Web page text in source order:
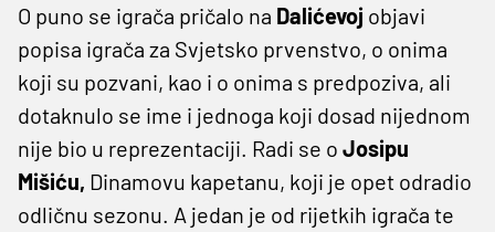
O puno se igrača pričalo na Dalićevoj objavi
popisa igrača za Svjetsko prvenstvo, o onima
koji su pozvani, kao i o onima s predpoziva, ali
dotaknulo se ime i jednoga koji dosad nijednom
nije bio u reprezentaciji. Radi se o Josipu
Mišiću, Dinamovu kapetanu, koji je opet odradio
odličnu sezonu. A jedan je od rijetkih igrača te